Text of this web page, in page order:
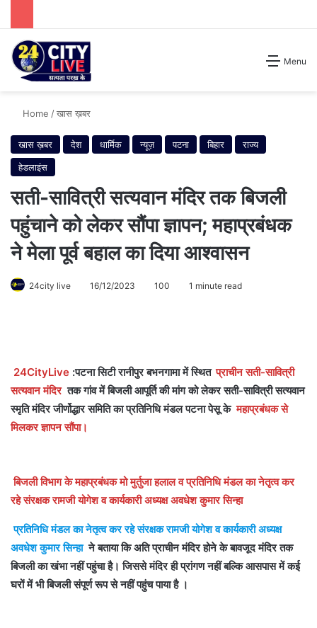
Menu
Search for
Home /खास ख़बर
खास ख़बर देश धार्मिक न्यूज़ पटना बिहार
राज्य
हेडलाइंस
सती-सावित्री सत्यवान मंदिर तक बिजली
पहुंचाने को लेकर सौंपा ज्ञापन; महाप्रबंधक
ने मेला पूर्व बहाल का दिया आश्वासन
24city live 16/12/2023 100 1 minute read
24CityLive :पटना सिटी रानीपुर बभनगामा में स्थित प्राचीन सती-सावित्री
सत्यवान मंदिर तक गांव में बिजली आपूर्ति की मांग को लेकर सती-सावित्री सत्यवान
स्मृति मंदिर जीर्णोद्धार समिति का प्रतिनिधि मंडल पटना पेसू के महाप्रबंधक से
मिलकर ज्ञापन सौंपा।
बिजली विभाग के महाप्रबंधक मो मुर्तुजा हलाल व प्रतिनिधि मंडल का नेतृत्व कर
रहे संरक्षक रामजी योगेश व कार्यकारी अध्यक्ष अवधेश कुमार सिन्हा
प्रतिनिधि मंडल का नेतृत्व कर रहे संरक्षक रामजी योगेश व कार्यकारी अध्यक्ष
अवधेश कुमार सिन्हा ने बताया कि अति प्राचीन मंदिर होने के बावजूद मंदिर तक
बिजली का खंभा नहीं पहुंचा है। जिससे मंदिर ही प्रांगण नहीं बल्कि आसपास में कई
घरों में भी बिजली संपूर्ण रूप से नहीं पहुंच पाया है ।